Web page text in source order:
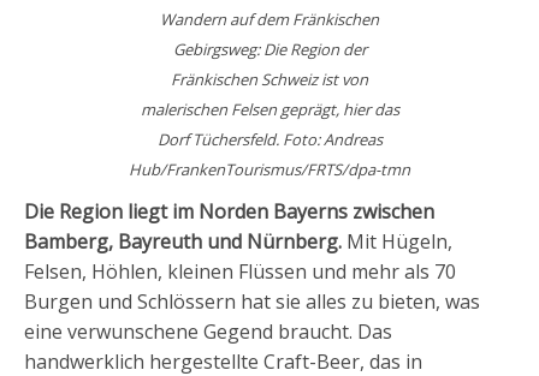
Wandern auf dem Fränkischen
Gebirgsweg: Die Region der
Fränkischen Schweiz ist von
malerischen Felsen geprägt, hier das
Dorf Tüchersfeld. Foto: Andreas
Hub/FrankenTourismus/FRTS/dpa-tmn
Die Region liegt im Norden Bayerns zwischen
Bamberg, Bayreuth und Nürnberg. Mit Hügeln,
Felsen, Höhlen, kleinen Flüssen und mehr als 70
Burgen und Schlössern hat sie alles zu bieten, was
eine verwunschene Gegend braucht. Das
handwerklich hergestellte Craft-Beer, das in